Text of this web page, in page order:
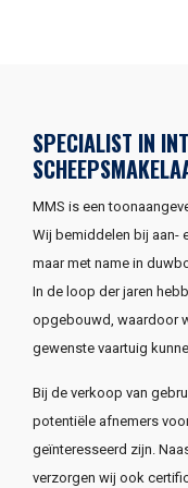
SPECIALIST IN
MMS is een
Wij bemiddelen bij aan-
maar met name in
In de loop der jaren
opgebouwd, waardoor
gewenste vaartuig
Bij de verkoop van
potentiële afnemers
geïnteresseerd zijn.
verzorgen wij ook